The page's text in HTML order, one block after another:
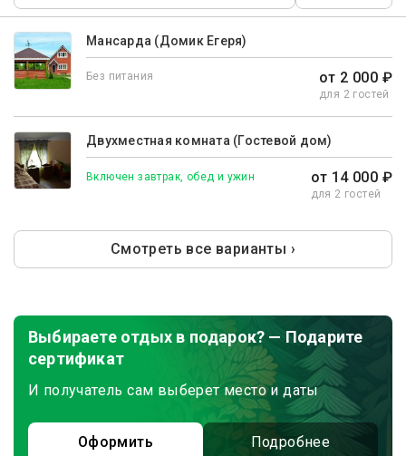
Мансарда (Домик Егеря)
Без питания от 2 000 ₽
для 2 гостей
Двухместная комната (Гостевой дом)
Включен завтрак, обед и ужин от 14 000 ₽
для 2 гостей
Смотреть все варианты ›
Выбираете отдых в подарок? — Подарите
сертификат
И получатель сам выберет место и даты
Оформить Подробнее